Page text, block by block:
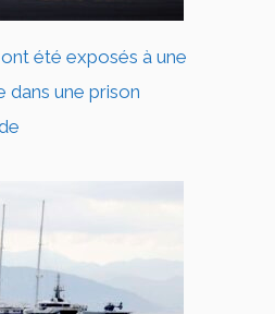
été exposés à une
dans une prison